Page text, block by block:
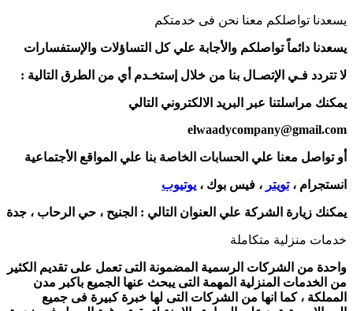
يسعدنا تواصلكم معنا نحن فى خدمتكم
يسعدنا دائماً تواصلكم والأجابة علي كل التساؤلات والإستفسارات
لا تتردد فـي الإتصـال بنا من خلال إستخـدم أي من الطرق التالية :
يمكنك مراسلتنا عبر البريد الالكتروني التالي
elwaadycompany@gmail.com
أو تواصل معنا علي الحسابات الخاصة بنا علي المواقع الأجتماعية
انستجرام ،تويتر ، فيس بوك ، يوتيوب
يمكنك زيارة الشركة علي العنوان التالي : الجنيح ، حي الرحاب ، جدة
خدمات منزلية متكاملة
واحدة من الشركات الرسمية المضمونة التى تعمل على تقديم الكثير
من الخدمات المنزلية المهمة التى يبحث عنها الجميع باكبر مدن
المملكة ، كما انها من الشركات التى لها خبرة كبيرة فى جميع